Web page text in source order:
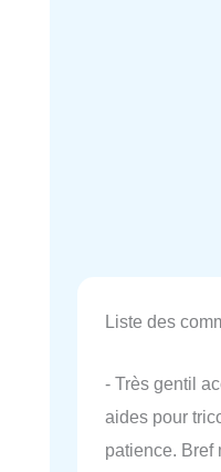
Liste des
- Très gentil
aides pour
patience. Bref